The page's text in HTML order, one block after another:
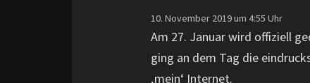
10. November 2019 um 4:55 Uhr
Am 27. Januar wird offiziell
ging an dem Tag die
‚mein‘ Internet.